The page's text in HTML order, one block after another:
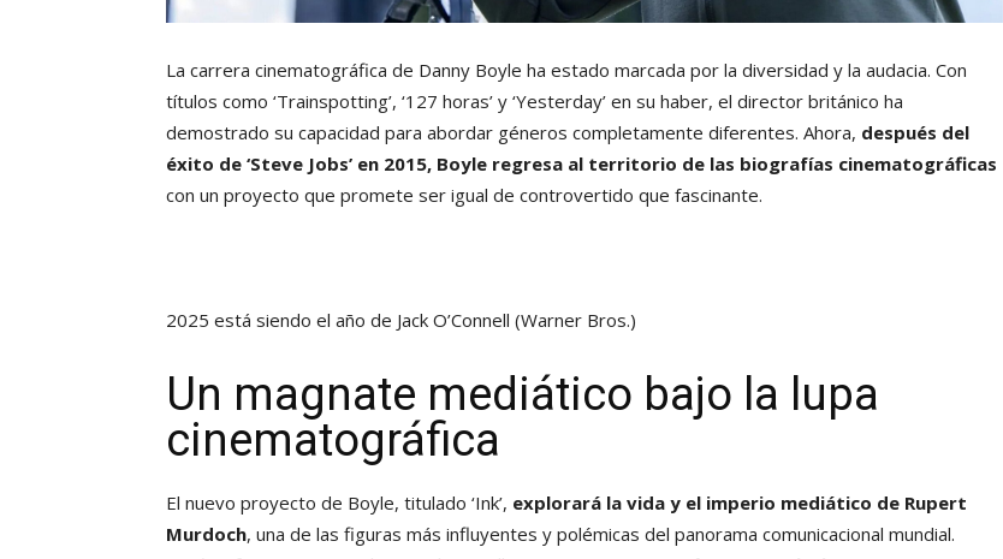
La carrera cinematográfica de Danny Boyle ha estado marcada por la diversidad y la audacia. Con
títulos como ‘Trainspotting’, ‘127 horas’ y ‘Yesterday’ en su haber, el director británico ha
demostrado su capacidad para abordar géneros completamente diferentes. Ahora, después del
éxito de ‘Steve Jobs’ en 2015, Boyle regresa al territorio de las biografías cinematográficas
con un proyecto que promete ser igual de controvertido que fascinante.
2025 está siendo el año de Jack O’Connell (Warner Bros.)
Un magnate mediático bajo la lupa
cinematográfica
El nuevo proyecto de Boyle, titulado ‘Ink’, explorará la vida y el imperio mediático de Rupert
Murdoch, una de las figuras más influyentes y polémicas del panorama comunicacional mundial.